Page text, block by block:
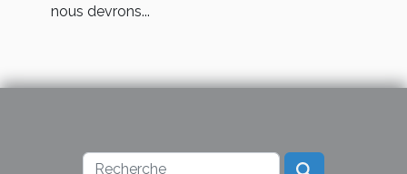
nous devrons...